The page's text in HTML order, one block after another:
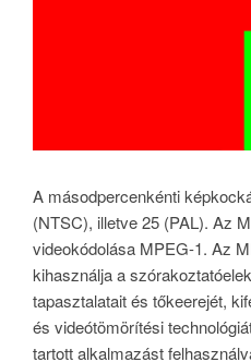
A másodpercenkénti
(NTSC), illetve 25 (PAL). Az
videokódolása MPEG-1. Az
kihasználja a
tapasztalatait és tőkeerejét,
és videótömörítési
tartott alkalmazást